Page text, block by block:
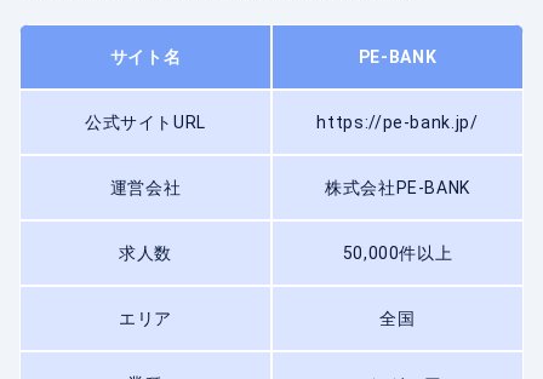
サイト名 PE-BANK
公式サイトURL https://pe-bank.jp/
運営会社 株式会社PE-BANK
求人数 50,000件以上
エリア 全国